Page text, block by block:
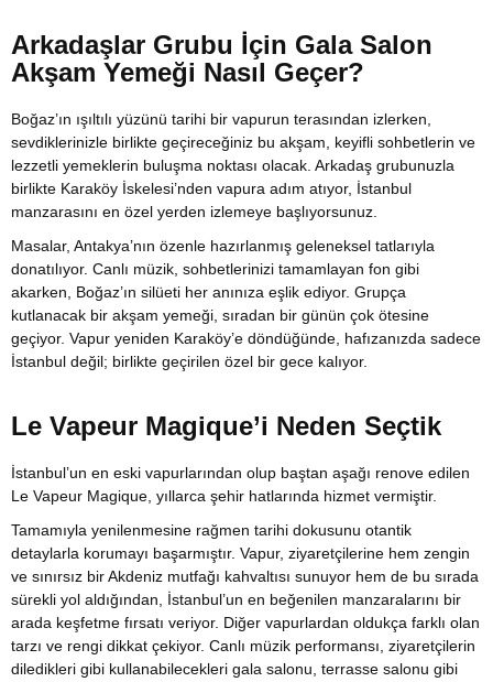
Arkadaşlar Grubu İçin Gala Salon
Akşam Yemeği Nasıl Geçer?
Boğaz’ın ışıltılı yüzünü tarihi bir vapurun terasından izlerken,
sevdiklerinizle birlikte geçireceğiniz bu akşam, keyifli sohbetlerin ve
lezzetli yemeklerin buluşma noktası olacak. Arkadaş grubunuzla
birlikte Karaköy İskelesi’nden vapura adım atıyor, İstanbul
manzarasını en özel yerden izlemeye başlıyorsunuz.
Masalar, Antakya’nın özenle hazırlanmış geleneksel tatlarıyla
donatılıyor. Canlı müzik, sohbetlerinizi tamamlayan fon gibi
akarken, Boğaz’ın silüeti her anınıza eşlik ediyor. Grupça
kutlanacak bir akşam yemeği, sıradan bir günün çok ötesine
geçiyor. Vapur yeniden Karaköy’e döndüğünde, hafızanızda sadece
İstanbul değil; birlikte geçirilen özel bir gece kalıyor.
Le Vapeur Magique’i Neden Seçtik
İstanbul’un en eski vapurlarından olup baştan aşağı renove edilen
Le Vapeur Magique, yıllarca şehir hatlarında hizmet vermiştir.
Tamamıyla yenilenmesine rağmen tarihi dokusunu otantik
detaylarla korumayı başarmıştır. Vapur, ziyaretçilerine hem zengin
ve sınırsız bir Akdeniz mutfağı kahvaltısı sunuyor hem de bu sırada
sürekli yol aldığından, İstanbul’un en beğenilen manzaralarını bir
arada keşfetme fırsatı veriyor. Diğer vapurlardan oldukça farklı olan
tarzı ve rengi dikkat çekiyor. Canlı müzik performansı, ziyaretçilerin
diledikleri gibi kullanabilecekleri gala salonu, terrasse salonu gibi